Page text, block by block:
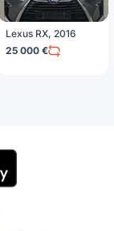
Lexus RX, 2016
25 000 €